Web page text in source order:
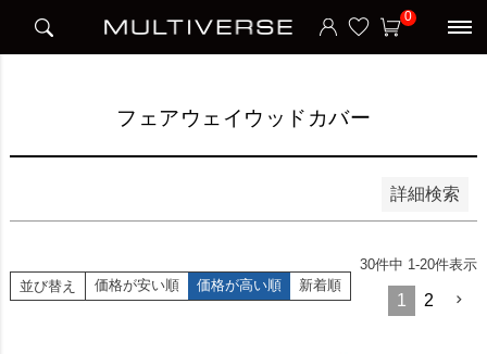
0
フェアウェイウッドカバー
詳細検索
並び順
新着順
並び替え 価格が安い順 価格が高い順 新着順
30件中 1-20件表示
1 2